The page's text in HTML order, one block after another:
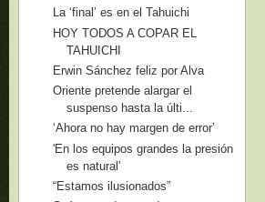
La ‘final’ es en el Tahuichi
HOY TODOS A COPAR EL
TAHUICHI
Erwin Sánchez feliz por Alva
Oriente pretende alargar el
suspenso hasta la últi...
‘Ahora no hay margen de error’
'En los equipos grandes la presión
es natural'
“Estamos ilusionados”